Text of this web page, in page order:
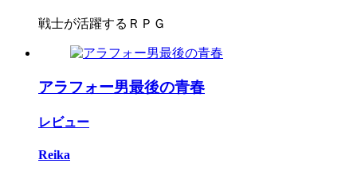
戦士が活躍するＲＰＧ
アラフォー男最後の青春
レビュー
Reika